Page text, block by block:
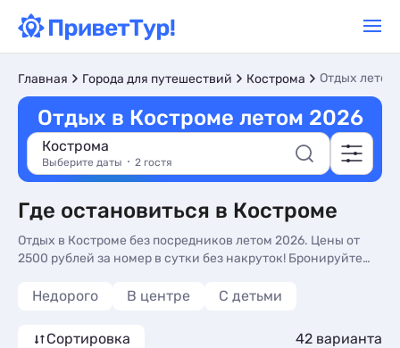
Главная Города для путешествий Кострома Отдых летом
Отдых в Костроме летом 2026
Кострома
Выберите даты 2 гостя
Где остановиться в Костроме
Отдых в Костроме без посредников летом 2026. Цены от
2500 рублей за номер в сутки без накруток! Бронируйте
Недорого В центре С детьми
Сортировка 42 варианта